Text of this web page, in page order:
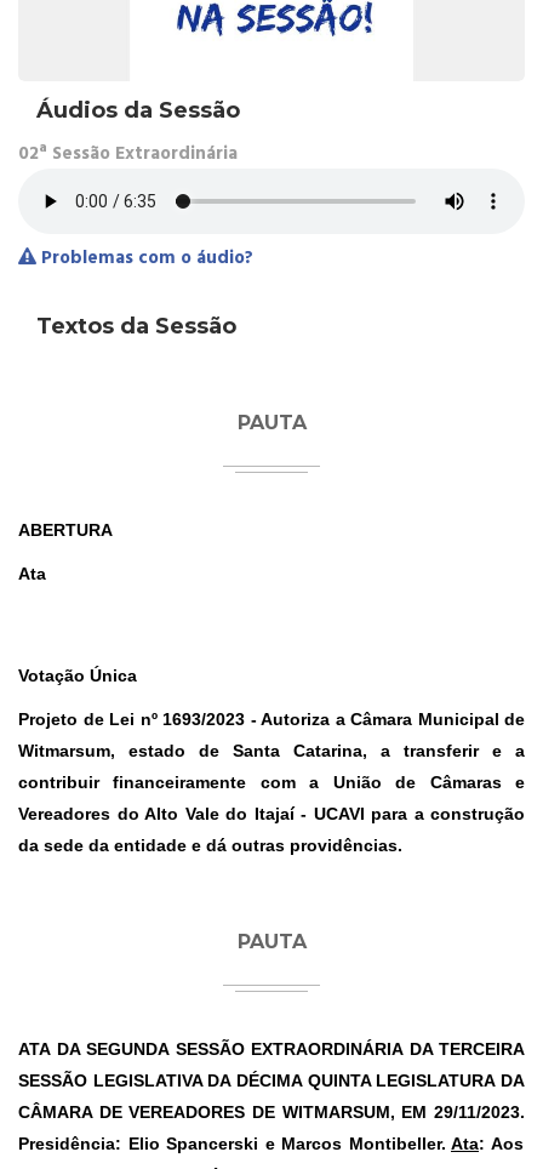
Áudios da Sessão
02ª Sessão Extraordinária
Problemas com o áudio?
Textos da Sessão
PAUTA
ABERTURA
Ata
Votação Única
Projeto de Lei nº 1693/2023 -Autoriza a Câmara Municipal de
Witmarsum, estado de Santa Catarina, a transferir e a
contribuir financeiramente com a União de Câmaras e
Vereadores do Alto Vale do Itajaí - UCAVI para a construção
da sede da entidade e dá outras providências.
PAUTA
ATA DA SEGUNDA SESSÃO EXTRAORDINÁRIA DA TERCEIRA
SESSÃO LEGISLATIVA DA DÉCIMA QUINTA LEGISLATURA DA
CÂMARA DE VEREADORES DE WITMARSUM, EM 29/11/2023.
Presidência: Elio Spancerski e Marcos Montibeller. Ata: Aos